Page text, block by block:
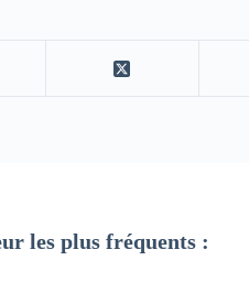
les plus fréquents :